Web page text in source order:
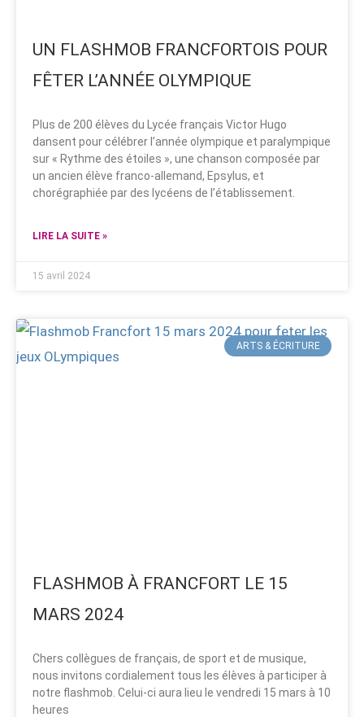
UN FLASHMOB FRANCFORTOIS POUR
FÊTER L’ANNÉE OLYMPIQUE
Plus de 200 élèves du Lycée français Victor Hugo
dansent pour célébrer l’année olympique et paralympique
sur « Rythme des étoiles », une chanson composée par
un ancien élève franco-allemand, Epsylus, et
chorégraphiée par des lycéens de l’établissement.
LIRE LA SUITE »
15 avril 2024
ARTS & ÉCRITURE
FLASHMOB À FRANCFORT LE 15
MARS 2024
Chers collègues de français, de sport et de musique,
nous invitons cordialement tous les élèves à participer à
notre flashmob. Celui-ci aura lieu le vendredi 15 mars à 10
heures